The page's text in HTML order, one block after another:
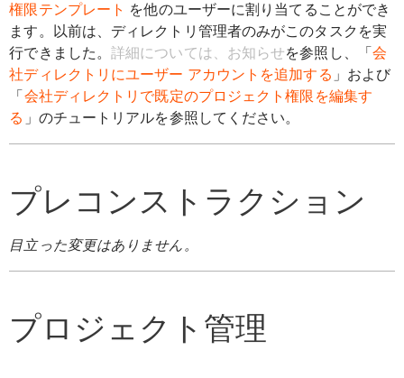
権限テンプレート を他のユーザーに割り当てることができ
ます。以前は、ディレクトリ管理者のみがこのタスクを実
行できました。詳細については、お知らせを参照し、「 会
社ディレクトリにユーザー アカウントを追加する 」および
「 会社ディレクトリで既定のプロジェクト権限を編集す
る 」のチュートリアルを参照してください。
プレコンストラクション
目立った変更はありません。
プロジェクト管理